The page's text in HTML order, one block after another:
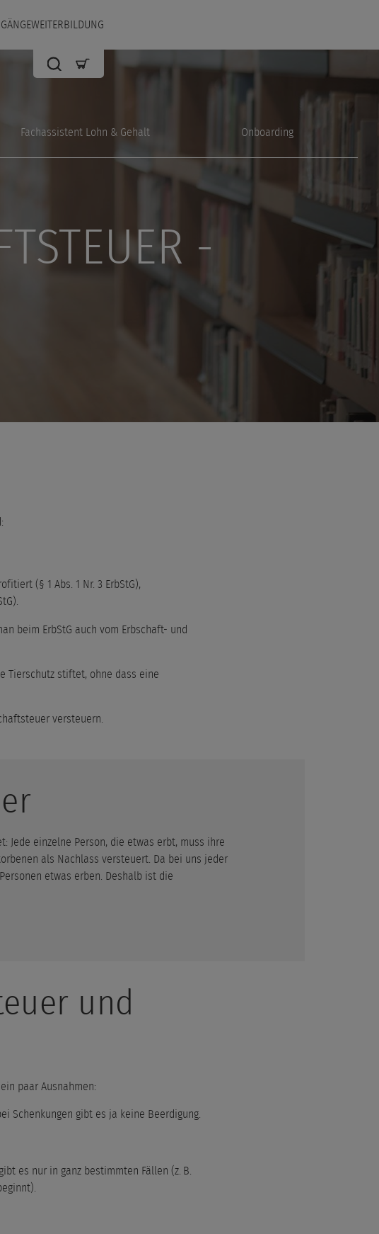
WEITERBILDUNG
Fachassistent Lohn & Gehalt Onboarding
-
(§ 1 Abs. 1 Nr. 3 ErbStG),
beim ErbStG auch vom Erbschaft- und
Tierschutz stiftet, ohne dass eine
versteuern.
Jede einzelne Person, die etwas erbt, muss ihre
als Nachlass versteuert. Da bei uns jeder
etwas erben. Deshalb ist die
und
paar Ausnahmen:
Schenkungen gibt es ja keine Beerdigung.
es nur in ganz bestimmten Fällen (z. B.